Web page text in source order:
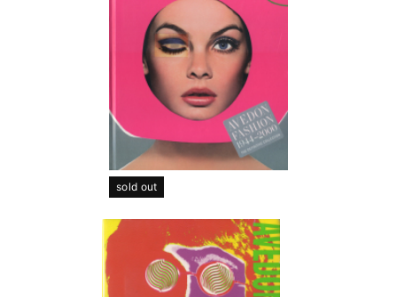
sold out